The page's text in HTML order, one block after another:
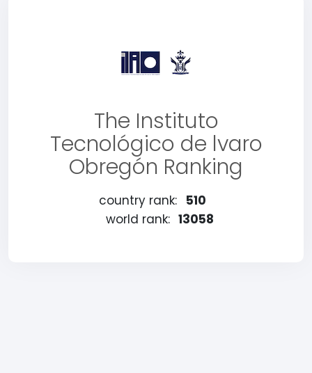
The Instituto
Tecnológico de lvaro
Obregón Ranking
country rank:
510
world rank: 13058